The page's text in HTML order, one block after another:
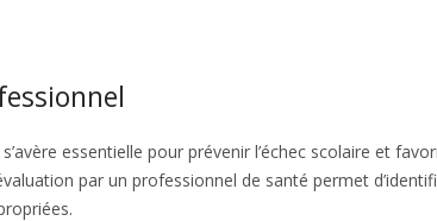
essentielle pour prévenir l’échec scolaire et
par un professionnel de santé permet